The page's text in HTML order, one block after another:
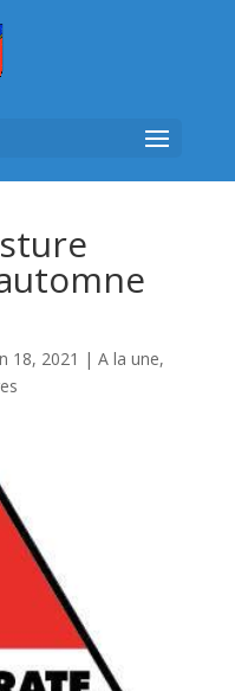
18, 2021 | A la une,